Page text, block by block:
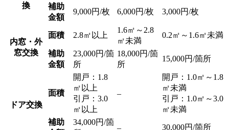
換
補助
金額
9,000円/枚 6,000円/枚 3,000円/枚
内窓・外
窓交換
面積 2.8㎡以上
1.6㎡～2.8
㎡未満
0.2㎡～1.6㎡未満
補助
金額
23,000円/箇
所
18,000円/箇
所
15,000円/箇所
ドア交換
面積
開戸：1.8
㎡以上
引戸：3.0
㎡以上
–
開戸：1.0㎡～1.8
㎡未満
引戸：1.0㎡～3.0
㎡未満
補助
34,000円/箇
– 30,000円/箇所